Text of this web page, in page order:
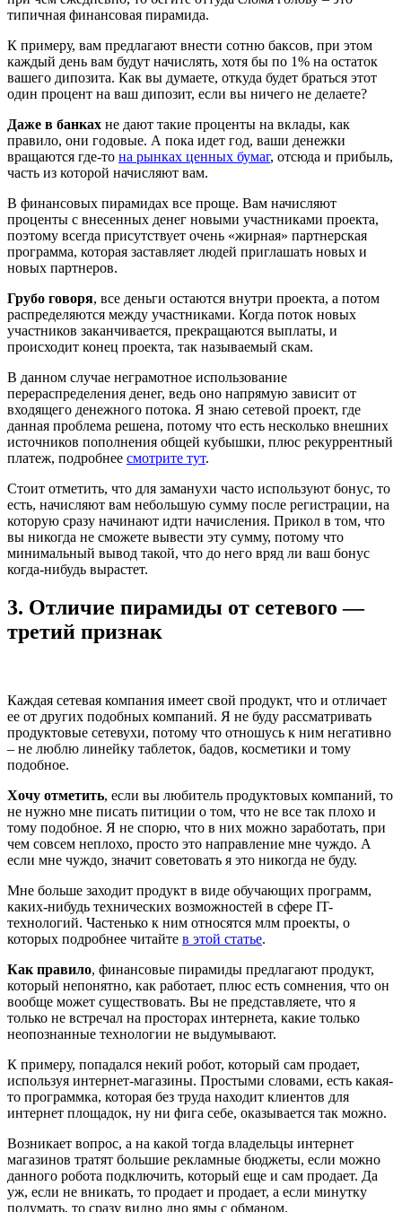
типичная финансовая пирамида.
К примеру, вам предлагают внести сотню баксов, при этом
каждый день вам будут начислять, хотя бы по 1% на остаток
вашего дипозита. Как вы думаете, откуда будет браться этот
один процент на ваш дипозит, если вы ничего не делаете?
Даже в банках не дают такие проценты на вклады, как
правило, они годовые. А пока идет год, ваши денежки
вращаются где-то на рынках ценных бумаг, отсюда и прибыль,
часть из которой начисляют вам.
В финансовых пирамидах все проще. Вам начисляют
проценты с внесенных денег новыми участниками проекта,
поэтому всегда присутствует очень «жирная» партнерская
программа, которая заставляет людей приглашать новых и
новых партнеров.
Грубо говоря, все деньги остаются внутри проекта, а потом
распределяются между участниками. Когда поток новых
участников заканчивается, прекращаются выплаты, и
происходит конец проекта, так называемый скам.
В данном случае неграмотное использование
перераспределения денег, ведь оно напрямую зависит от
входящего денежного потока. Я знаю сетевой проект, где
данная проблема решена, потому что есть несколько внешних
источников пополнения общей кубышки, плюс рекуррентный
платеж, подробнее смотрите тут.
Стоит отметить, что для заманухи часто используют бонус, то
есть, начисляют вам небольшую сумму после регистрации, на
которую сразу начинают идти начисления. Прикол в том, что
вы никогда не сможете вывести эту сумму, потому что
минимальный вывод такой, что до него вряд ли ваш бонус
когда-нибудь вырастет.
3. Отличие пирамиды от сетевого —
третий признак
Каждая сетевая компания имеет свой продукт, что и отличает
ее от других подобных компаний. Я не буду рассматривать
продуктовые сетевухи, потому что отношусь к ним негативно
– не люблю линейку таблеток, бадов, косметики и тому
подобное.
Хочу отметить, если вы любитель продуктовых компаний, то
не нужно мне писать питиции о том, что не все так плохо и
тому подобное. Я не спорю, что в них можно заработать, при
чем совсем неплохо, просто это направление мне чуждо. А
если мне чуждо, значит советовать я это никогда не буду.
Мне больше заходит продукт в виде обучающих программ,
каких-нибудь технических возможностей в сфере IT-
технологий. Частенько к ним относятся млм проекты, о
которых подробнее читайте в этой статье.
Как правило, финансовые пирамиды предлагают продукт,
который непонятно, как работает, плюс есть сомнения, что он
вообще может существовать. Вы не представляете, что я
только не встречал на просторах интернета, какие только
неопознанные технологии не выдумывают.
К примеру, попадался некий робот, который сам продает,
используя интернет-магазины. Простыми словами, есть какая-
то программка, которая без труда находит клиентов для
интернет площадок, ну ни фига себе, оказывается так можно.
Возникает вопрос, а на какой тогда владельцы интернет
магазинов тратят большие рекламные бюджеты, если можно
данного робота подключить, который еще и сам продает. Да
уж, если не вникать, то продает и продает, а если минутку
подумать, то сразу видно дно ямы с обманом.